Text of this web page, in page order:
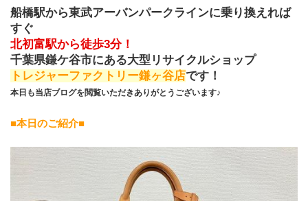
船橋駅から東武アーバンパークラインに乗り換えれば
すぐ
北初富駅から徒歩3分！
千葉県鎌ケ谷市にある大型リサイクルショップ
トレジャーファクトリー鎌ヶ谷店です！
本日も当店ブログを閲覧いただきありがとうございます♪
■本日のご紹介■